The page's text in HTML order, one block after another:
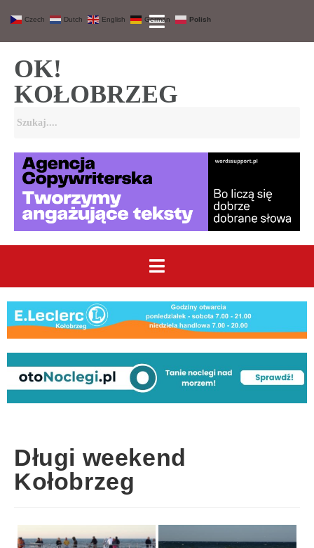
OK!
KOŁOBRZEG
Długi weekend
Kołobrzeg
Czech Dutch English German Polish